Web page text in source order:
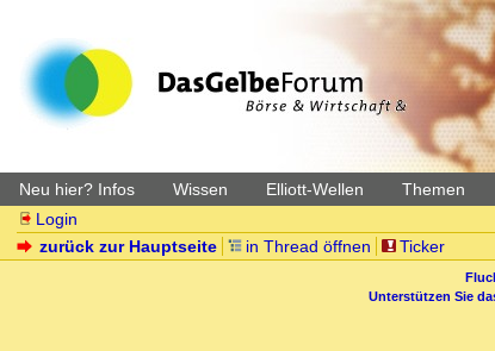
Neu hier? Infos Wissen Elliott-Wellen Themen
Login
zurück zur Hauptseite
in Thread öffnen Ticker
Unterstützen Sie